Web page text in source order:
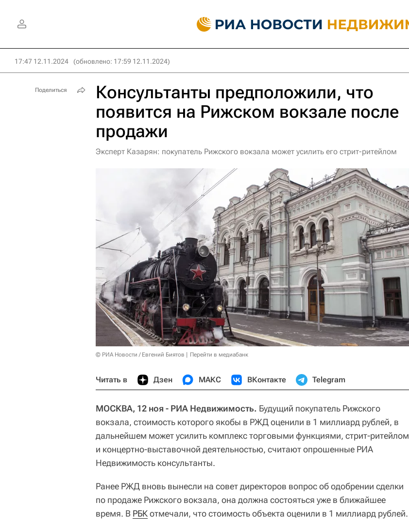
17:47 12.11.2024 (обновлено: 17:59 12.11.2024)
Консультанты предположили, что
появится на Рижском вокзале после
продажи
Эксперт Казарян: покупатель Рижского вокзала может усилить его стрит-ритейлом
© РИА Новости / Евгений Биятов Перейти в медиабанк
Читать в Дзен МАКС ВКонтакте Telegram
МОСКВА, 12 ноя - РИА Недвижимость. Будущий покупатель Рижского
вокзала, стоимость которого якобы в РЖД оценили в 1 миллиард рублей, в
дальнейшем может усилить комплекс торговыми функциями, стрит-ритейлом
и концертно-выставочной деятельностью, считают опрошенные РИА
Недвижимость консультанты.
Ранее РЖД вновь вынесли на совет директоров вопрос об одобрении сделки
по продаже Рижского вокзала, она должна состояться уже в ближайшее
время. В РБКотмечали, что стоимость объекта оценили в 1 миллиард рублей.
Поделиться